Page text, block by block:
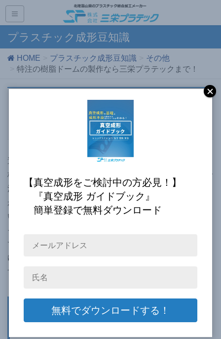
プラスチック成形豆知識
HOME プラスチック成形豆知識
その他
特注の樹脂ドームの製作なら三栄プラテックまで！
ラテックまで！
透明で美しい曲線を描く樹脂ドームは、店舗の装飾や看
板、公園の遊具、さらにはアート作品まで、幅広い用途で
活用されています。しかし、「希望通りのサイズのドーム
が見つからない」「特殊な形状のドームを製作したい」と
いったお悩みをお持ちの方も多いのではないでしょうか。
そんな時は、三栄プラテックにご相談ください。長年培っ
てきた「フリーブロー成形」技術を駆使し、お客様のあら
ゆるニーズにお応えする、特注の樹脂ドームを製作しま
す。
樹脂ドームの製作手法であるフリー
【真空成形をご検討中の方必見！】
『真空成形 ガイドブック』
簡単登録で無料ダウンロード